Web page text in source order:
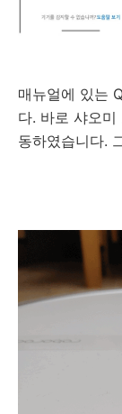
매뉴얼에 있는
다. 바로 샤오미
동하였습니다.